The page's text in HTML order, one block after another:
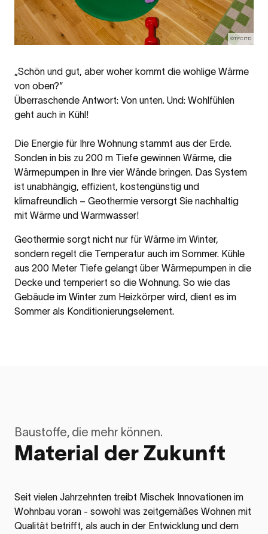
„Schön und gut, aber woher kommt die wohlige Wärme
von oben?“
Überraschende Antwort: Von unten. Und: Wohlfühlen
geht auch in Kühl!
Die Energie für Ihre Wohnung stammt aus der Erde.
Sonden in bis zu 200 m Tiefe gewinnen Wärme, die
Wärmepumpen in Ihre vier Wände bringen. Das System
ist unabhängig, effizient, kostengünstig und
klimafreundlich – Geothermie versorgt Sie nachhaltig
mit Wärme und Warmwasser!
Geothermie sorgt nicht nur für Wärme im Winter,
sondern regelt die Temperatur auch im Sommer. Kühle
aus 200 Meter Tiefe gelangt über Wärmepumpen in die
Decke und temperiert so die Wohnung. So wie das
Gebäude im Winter zum Heizkörper wird, dient es im
Sommer als Konditionierungselement.
©TFCITD
Baustoffe, die mehr können.
Material der Zukunft
Seit vielen Jahrzehnten treibt Mischek Innovationen im
Wohnbau voran - sowohl was zeitgemäßes Wohnen mit
Qualität betrifft, als auch in der Entwicklung und dem